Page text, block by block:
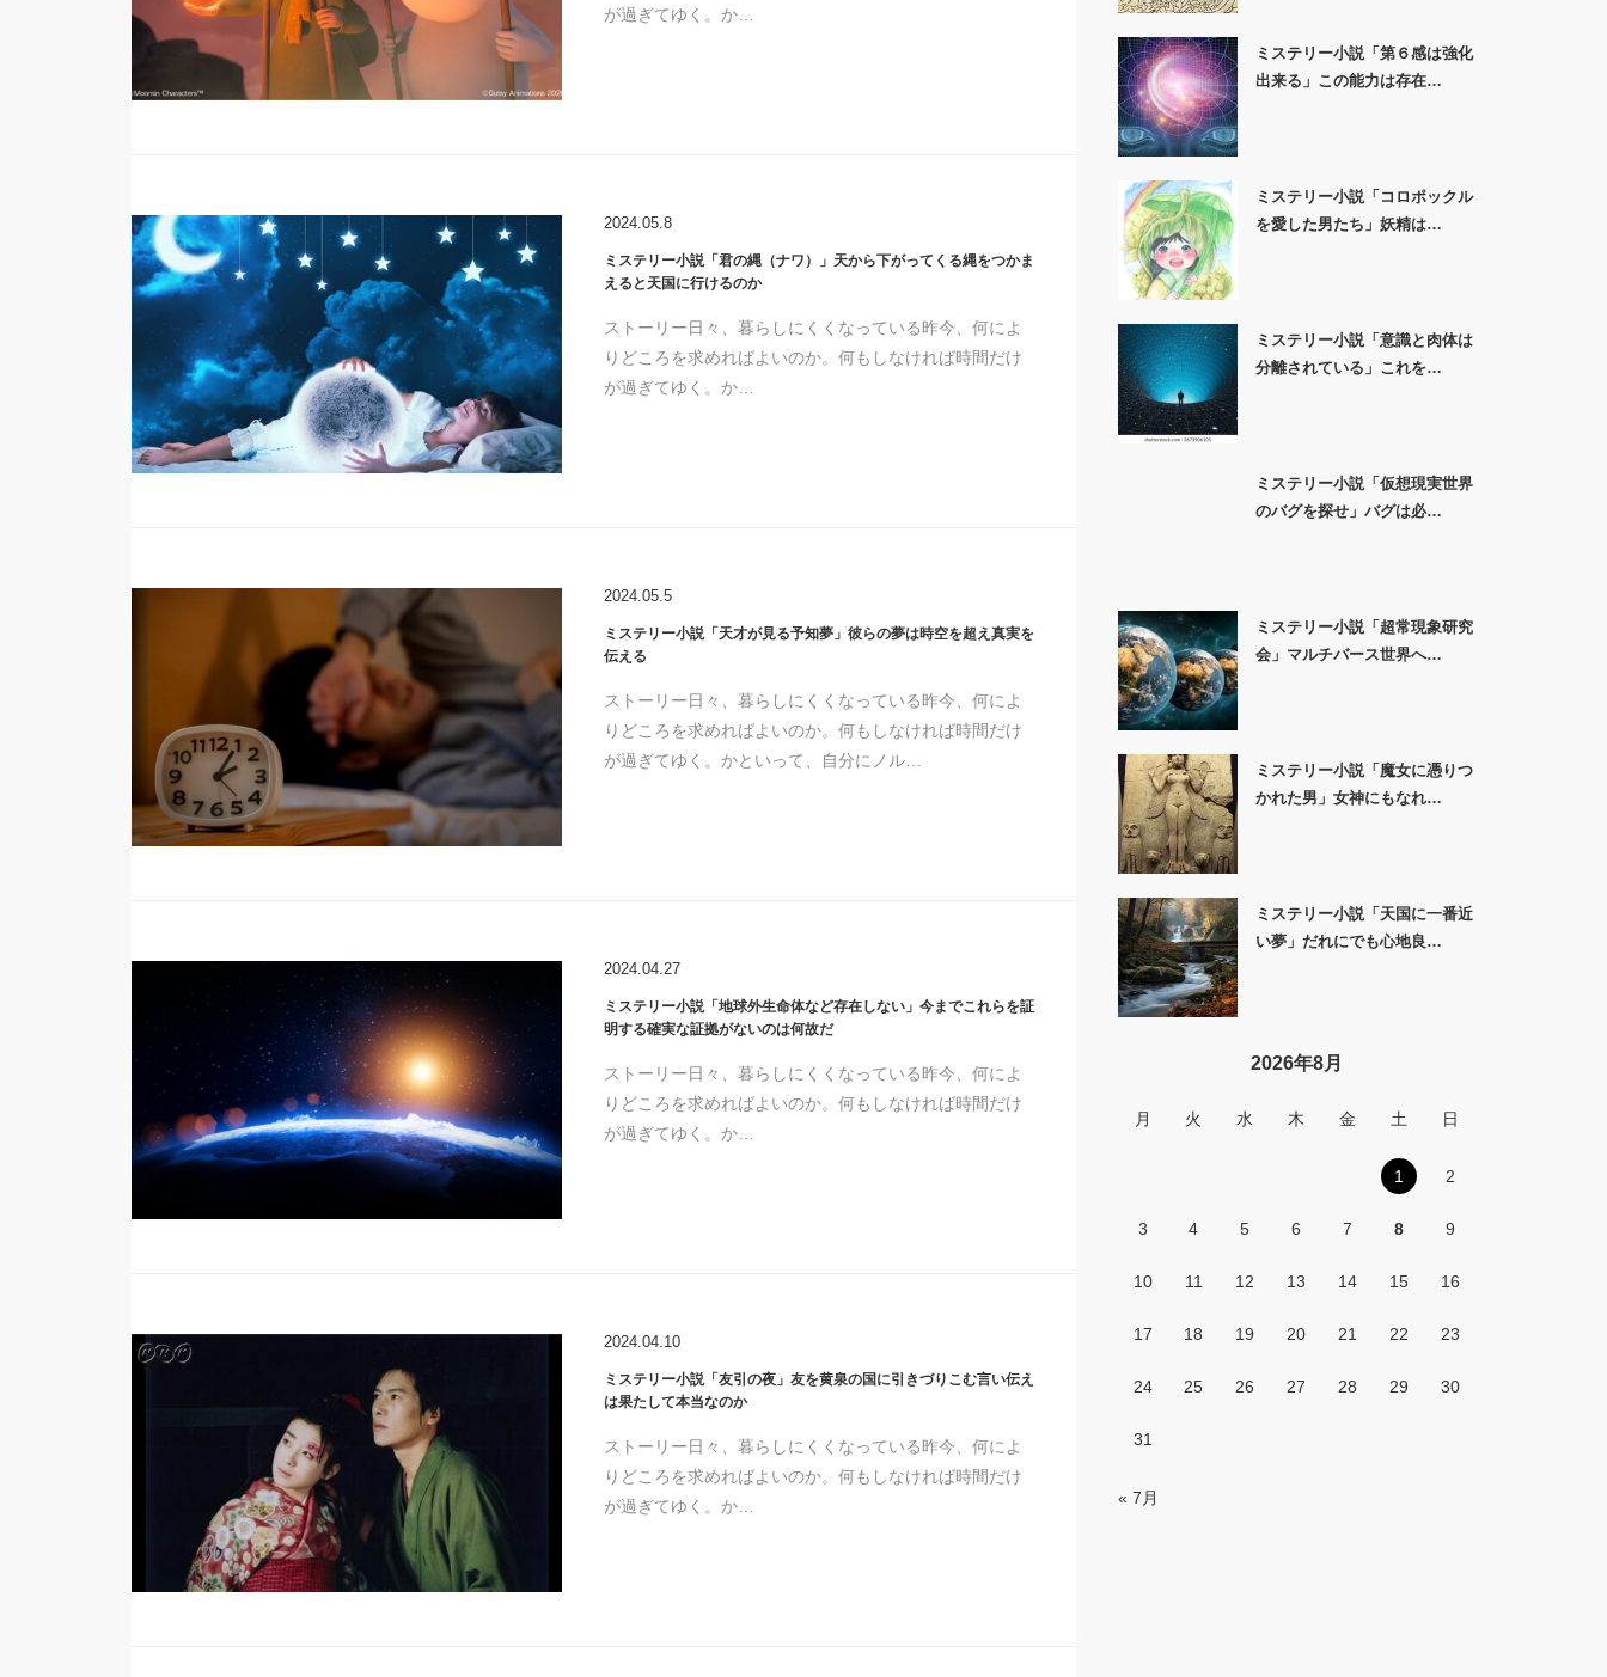
が過ぎてゆく。か…
2024.05.8
ミステリー小説「君の縄（ナワ）」天から下がってくる縄をつかま
えると天国に行けるのか
ストーリー日々、暮らしにくくなっている昨今、何によ
りどころを求めればよいのか。何もしなければ時間だけ
が過ぎてゆく。か…
2024.05.5
ミステリー小説「天才が見る予知夢」彼らの夢は時空を超え真実を
伝える
ストーリー日々、暮らしにくくなっている昨今、何によ
りどころを求めればよいのか。何もしなければ時間だけ
が過ぎてゆく。かといって、自分にノル…
2024.04.27
ミステリー小説「地球外生命体など存在しない」今までこれらを証
明する確実な証拠がないのは何故だ
ストーリー日々、暮らしにくくなっている昨今、何によ
りどころを求めればよいのか。何もしなければ時間だけ
が過ぎてゆく。か…
2024.04.10
ミステリー小説「友引の夜」友を黄泉の国に引きづりこむ言い伝え
は果たして本当なのか
ストーリー日々、暮らしにくくなっている昨今、何によ
りどころを求めればよいのか。何もしなければ時間だけ
が過ぎてゆく。か…
ミステリー小説「第６感は強化
出来る」この能力は存在…
ミステリー小説「コロポックル
を愛した男たち」妖精は…
ミステリー小説「意識と肉体は
分離されている」これを…
ミステリー小説「仮想現実世界
のバグを探せ」バグは必…
ミステリー小説「超常現象研究
会」マルチバース世界へ…
ミステリー小説「魔女に憑りつ
かれた男」女神にもなれ…
ミステリー小説「天国に一番近
い夢」だれにでも心地良…
2026年8月
月 火 水 木 金 土 日
1 2
3 4 5 6 7 8 9
10 11 12 13 14 15 16
17 18 19 20 21 22 23
24 25 26 27 28 29 30
31
« 7月